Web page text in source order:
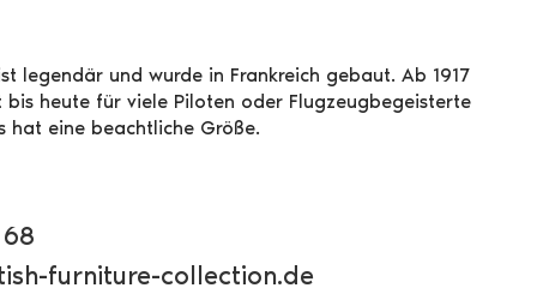
legendär und wurde in Frankreich gebaut. Ab 1917
bis heute für viele Piloten oder Flugzeugbegeisterte
hat eine beachtliche Größe.
furniture-collection.de